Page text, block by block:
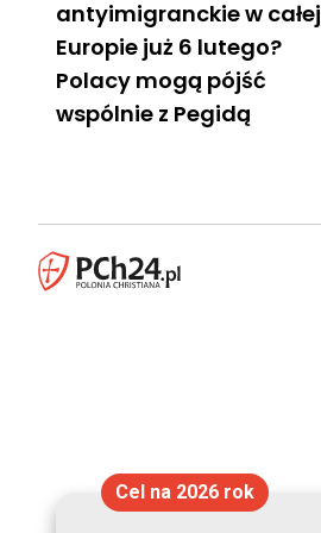
antyimigranckie w całej
Europie już 6 lutego?
Polacy mogą pójść
wspólnie z Pegidą
Cel na 2026 rok